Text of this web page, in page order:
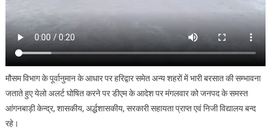
मौसम विभाग के पूर्वानुमान के आधार पर हरिद्वार समेत अन्य शहरों में भारी बरसात की सम्भावना
जताते हुए येलो अलर्ट घोषित करने पर डीएम के आदेश पर मंगलवार को जनपद के समस्त
आंगनबाड़ी केन्द्र, शासकीय, अर्द्धशासकीय, सरकारी सहायता प्राप्त एवं निजी विद्यालय बन्द
रहे।